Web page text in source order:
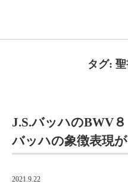
タグ:
J.S.バッハのBWV８
バッハの象徴表現が
2021.9.22